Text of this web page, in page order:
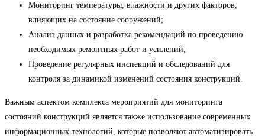
Мониторинг температуры, влажности и других факторов,
влияющих на состояние сооружений;
Анализ данных и разработка рекомендаций по проведению
необходимых ремонтных работ и усилений;
Проведение регулярных инспекций и обследований для
контроля за динамикой изменений состояния конструкций.
Важным аспектом комплекса мероприятий для мониторинга
состояний конструкций является также использование современных
информационных технологий, которые позволяют автоматизировать